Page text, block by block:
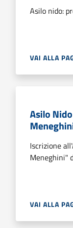
Asilo nido:
VAI ALLA
Asilo
Iscrizione
Meneghini"
VAI ALLA